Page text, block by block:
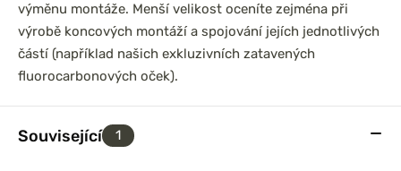
výměnu montáže. Menší velikost oceníte zejména při
výrobě koncových montáží a spojování jejích jednotlivých
částí (například našich exkluzivních zatavených
fluorocarbonových oček).
Související 1